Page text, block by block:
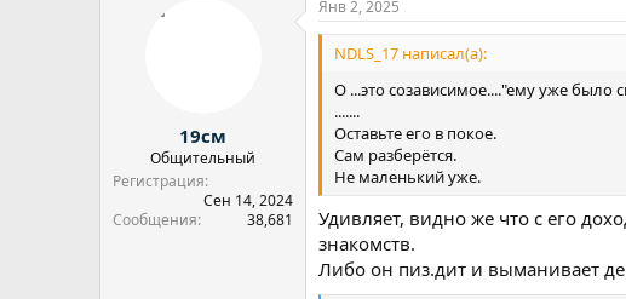
к
ц
и
19см
Общительный
Регистрация
Сен 14, 2024
Сообщения
38,681
Янв 2, 2025
NDLS_17 написал(а):
О ...это созависимое...."ему уже было
.......
Оставьте его в покое.
Сам разберётся.
Не маленький уже.
Удивляет, видно же что с его
знакомств.
Либо он пиз.дит и выманивает